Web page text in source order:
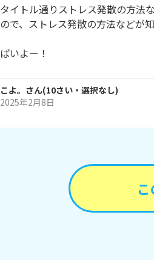
タイトル通りストレス発散の方法
ので、ストレス発散の方法などが
ばいよー！
こよ。 さん(10さい・ 選択なし)
2025年2月8日